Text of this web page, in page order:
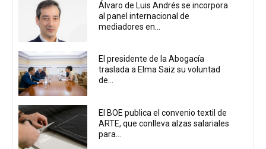
Álvaro de Luis Andrés se incorpora
al panel internacional de
mediadores en...
El presidente de la Abogacía
traslada a Elma Saiz su voluntad
de...
El BOE publica el convenio textil de
ARTE, que conlleva alzas salariales
para...